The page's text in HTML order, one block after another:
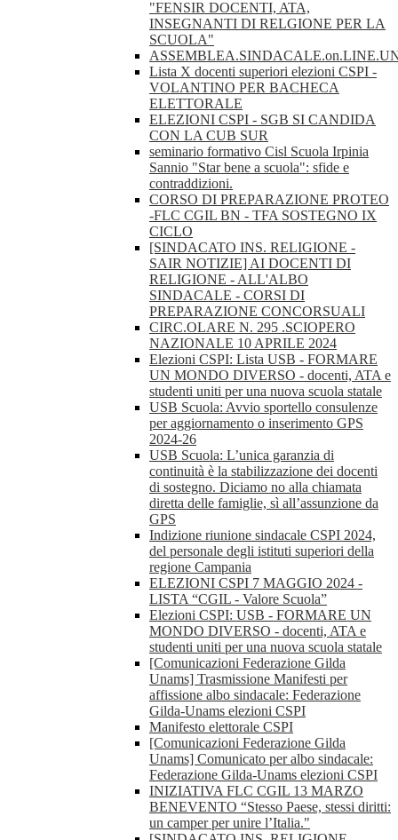
"FENSIR DOCENTI, ATA,
INSEGNANTI DI RELGIONE PER LA
SCUOLA"
Lista X docenti superiori elezioni CSPI -
VOLANTINO PER BACHECA
ELETTORALE
ELEZIONI CSPI - SGB SI CANDIDA
CON LA CUB SUR
seminario formativo Cisl Scuola Irpinia
Sannio "Star bene a scuola": sfide e
contraddizioni.
CORSO DI PREPARAZIONE PROTEO
-FLC CGIL BN - TFA SOSTEGNO IX
CICLO
[SINDACATO INS. RELIGIONE -
SAIR NOTIZIE] AI DOCENTI DI
RELIGIONE - ALL'ALBO
SINDACALE - CORSI DI
PREPARAZIONE CONCORSUALI
CIRC.OLARE N. 295 .SCIOPERO
NAZIONALE 10 APRILE 2024
Elezioni CSPI: Lista USB - FORMARE
UN MONDO DIVERSO - docenti, ATA e
studenti uniti per una nuova scuola statale
USB Scuola: Avvio sportello consulenze
per aggiornamento o inserimento GPS
2024-26
USB Scuola: L’unica garanzia di
continuità è la stabilizzazione dei docenti
di sostegno. Diciamo no alla chiamata
diretta delle famiglie, sì all’assunzione da
GPS
Indizione riunione sindacale CSPI 2024,
del personale degli istituti superiori della
regione Campania
ELEZIONI CSPI 7 MAGGIO 2024 -
LISTA “CGIL - Valore Scuola”
Elezioni CSPI: USB - FORMARE UN
MONDO DIVERSO - docenti, ATA e
studenti uniti per una nuova scuola statale
[Comunicazioni Federazione Gilda
Unams] Trasmissione Manifesti per
affissione albo sindacale: Federazione
Gilda-Unams elezioni CSPI
Manifesto elettorale CSPI
[Comunicazioni Federazione Gilda
Unams] Comunicato per albo sindacale:
Federazione Gilda-Unams elezioni CSPI
INIZIATIVA FLC CGIL 13 MARZO
BENEVENTO “Stesso Paese, stessi diritti:
un camper per unire l’Italia."